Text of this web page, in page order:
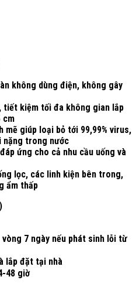
không dùng điện, không gây
tiết kiệm tối đa không gian lắp
cm
mẽ giúp loại bỏ tới 99,99% virus,
nặng trong nước
ứng cho cả nhu cầu uống và
lọc, các linh kiện bên trong,
ẩm thấp
7 ngày nếu phát sinh lỗi từ
lắp đặt tại nhà
48 giờ